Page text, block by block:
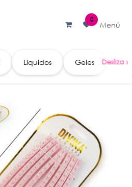
0
Menú
Liquidos Geles